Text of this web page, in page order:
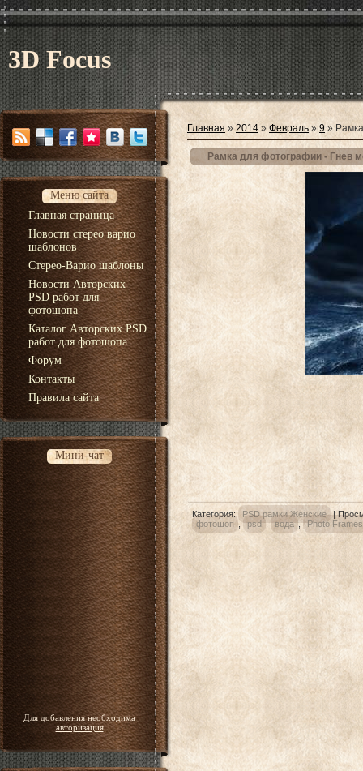
3D Focus
Меню сайта
Главная страница
Новости стерео варио
шаблонов
Стерео-Варио шаблоны
Новости Авторских
PSD работ для
фотошопа
Каталог Авторских PSD
работ для фотошопа
Форум
Контакты
Правила сайта
Мини-чат
Для добавления необходима
авторизация
Главная » 2014 » Февраль » 9 »
Рамка для фотографии - Гнев
Категория: PSD рамки Женские |
фотошоп
, psd , вода , Photo Frames